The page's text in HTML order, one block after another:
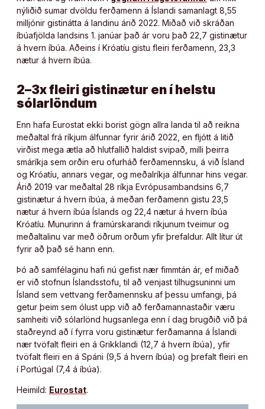
nýliðið sumar dvöldu ferðamenn á Íslandi samanlagt 8,55
milljónir gistinátta á landinu árið 2022. Miðað við skráðan
íbúafjölda landsins 1. janúar það ár voru það 22,7 gistinætur
á hvern íbúa. Aðeins í Króatíu gistu fleiri ferðamenn, 23,3
nætur á hvern íbúa.
2–3x fleiri gistinætur en í helstu
sólarlöndum
Enn hafa Eurostat ekki borist gögn allra landa til að reikna
meðaltal frá ríkjum álfunnar fyrir árið 2022, en fljótt á litið
virðist mega ætla að hlutfallið haldist svipað, milli þeirra
smáríkja sem orðin eru ofurháð ferðamennsku, á við Ísland
og Króatíu, annars vegar, og meðalríkja álfunnar hins vegar.
Árið 2019 var meðaltal 28 ríkja Evrópusambandsins 6,7
gistinætur á hvern íbúa, á meðan ferðamenn gistu 23,5
nætur á hvern íbúa Íslands og 22,4 nætur á hvern íbúa
Króatíu. Munurinn á framúrskarandi ríkjunum tveimur og
meðaltalinu var með öðrum orðum yfir þrefaldur. Allt lítur út
fyrir að það sé hann enn.
Þó að samfélaginu hafi nú gefist nær fimmtán ár, ef miðað
er við stofnun Íslandsstofu, til að venjast tilhugsuninni um
Ísland sem vettvang ferðamennsku af þessu umfangi, þá
getur þeim sem ólust upp við að ferðamannastaðir væru
samheiti við sólarlönd hugsanlega enn í dag brugðið við þá
staðreynd að í fyrra voru gistinætur ferðamanna á Íslandi
nær tvöfalt fleiri en á Grikklandi (12,7 á hvern íbúa), yfir
tvöfalt fleiri en á Spáni (9,5 á hvern íbúa) og þrefalt fleiri en
í Portúgal (7,4 á íbúa).
Heimild: Eurostat.